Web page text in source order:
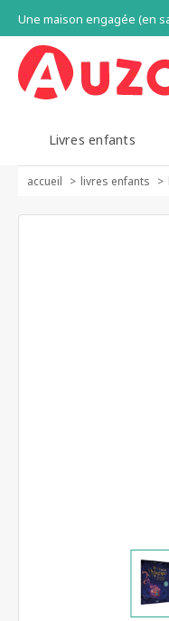
Une maison engagée (en
Livres enfants
accueil livres enfants